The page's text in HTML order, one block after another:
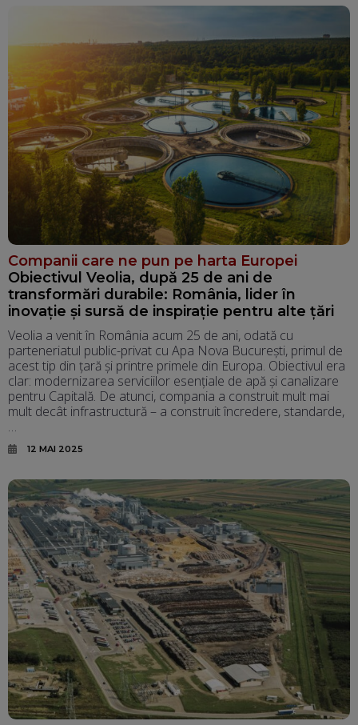
Companii care ne pun pe harta Europei
Obiectivul Veolia, după 25 de ani de
transformări durabile: România, lider în
inovație și sursă de inspirație pentru alte țări
Veolia a venit în România acum 25 de ani, odată cu
parteneriatul public-privat cu Apa Nova București, primul de
acest tip din țară și printre primele din Europa. Obiectivul era
clar: modernizarea serviciilor esențiale de apă și canalizare
pentru Capitală. De atunci, compania a construit mult mai
mult decât infrastructură – a construit încredere, standarde,
…
12 MAI 2025